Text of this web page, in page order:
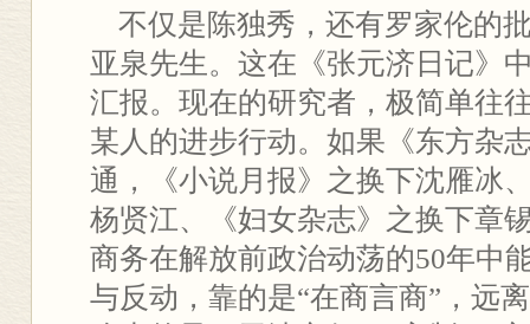
不仅是陈独秀，还有罗家伦的
亚泉先生。这在《张元济日记》
汇报。现在的研究者，极简单往
某人的进步行动。如果《东方杂
通，《小说月报》之换下沈雁冰
杨贤江、《妇女杂志》之换下章
商务在解放前政治动荡的50年中
与反动，靠的是“在商言商”，远